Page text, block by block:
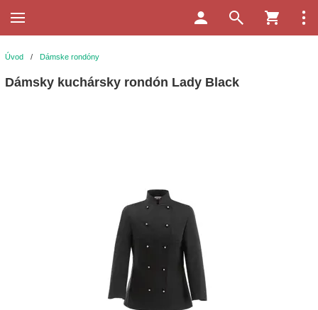
Úvod / Dámske rondóny
Dámsky kuchársky rondón Lady Black